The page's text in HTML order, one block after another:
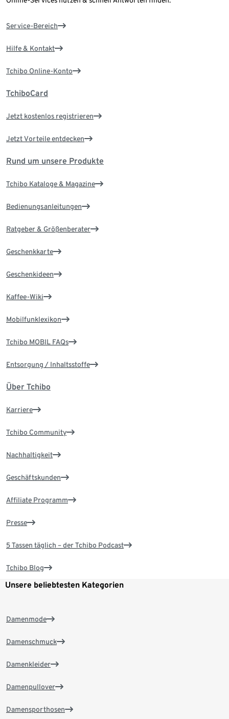
Service-Bereich
Hilfe & Kontakt
Tchibo Online-Konto
TchiboCard
Jetzt kostenlos registrieren
Jetzt Vorteile entdecken
Rund um unsere Produkte
Tchibo Kataloge & Magazine
Bedienungsanleitungen
Ratgeber & Größenberater
Geschenkkarte
Geschenkideen
Kaffee-Wiki
Mobilfunklexikon
Tchibo MOBIL FAQs
Entsorgung / Inhaltsstoffe
Über Tchibo
Karriere
Tchibo Community
Nachhaltigkeit
Geschäftskunden
Affiliate Programm
Presse
5 Tassen täglich – der Tchibo Podcast
Tchibo Blog
Unsere beliebtesten Kategorien
Damenmode
Damenschmuck
Damenkleider
Damenpullover
Damensporthosen